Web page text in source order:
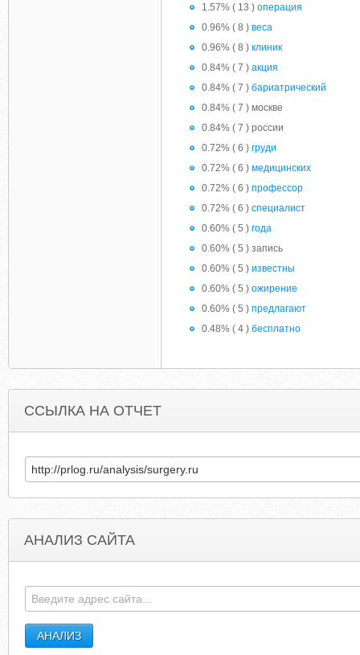
1.57% ( 13 ) операция
0.96% ( 8 ) веса
0.96% ( 8 ) клиник
0.84% ( 7 ) акция
0.84% ( 7 ) бариатрический
0.84% ( 7 ) москве
0.84% ( 7 ) россии
0.72% ( 6 ) груди
0.72% ( 6 ) медицинских
0.72% ( 6 ) профессор
0.72% ( 6 ) специалист
0.60% ( 5 ) года
0.60% ( 5 ) запись
0.60% ( 5 ) известны
0.60% ( 5 ) ожирение
0.60% ( 5 ) предлагают
0.48% ( 4 ) бесплатно
ССЫЛКА НА ОТЧЕТ
АНАЛИЗ САЙТА